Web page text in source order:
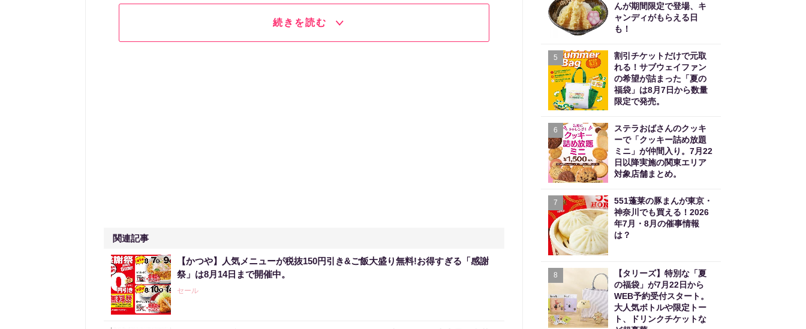
続きを読む
関連記事
【かつや】人気メニューが税抜150円引き&ご飯大盛り無料!お得すぎる「感謝
祭」は8月14日まで開催中。
セール
んが期間限定で登場、キ
ャンディがもらえる日
も！
5
割引チケットだけで元取
れる！サブウェイファン
の希望が詰まった「夏の
福袋」は8月7日から数量
限定で発売。
6
ステラおばさんのクッキ
ーで「クッキー詰め放題
ミニ」が仲間入り。7月22
日以降実施の関東エリア
対象店舗まとめ。
7
551蓬莱の豚まんが東京・
神奈川でも買える！2026
年7月・8月の催事情報
は？
8
【タリーズ】特別な「夏
の福袋」が7月22日から
WEB予約受付スタート。
大人気ボトルや限定トー
ト、ドリンクチケットな